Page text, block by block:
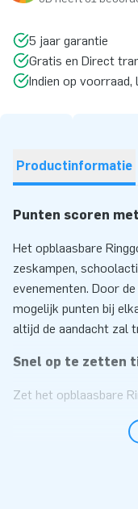
5 jaar garantie
Gratis en Direct
Indien op voorraad,
Productinformatie
Punten scoren
Het opblaasbare
zeskampen,
evenementen. Door
mogelijk punten bij
altijd de aandacht zal
Snel op te zetten
Zet het opblaasbare
daardoor gemakkelijk
compleet voor een